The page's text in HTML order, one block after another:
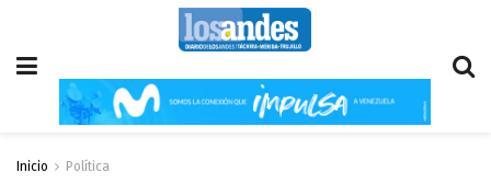
Inicio Política